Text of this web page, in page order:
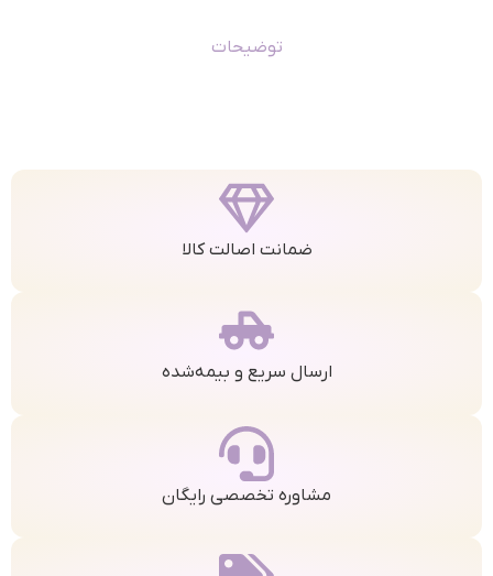
توضیحات
ضمانت اصالت کالا
ارسال سریع و بیمه‌شده
مشاوره تخصصی رایگان